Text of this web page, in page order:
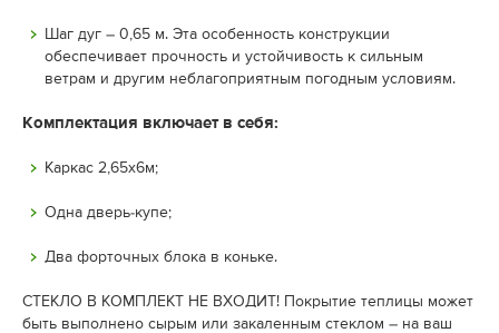
Шаг дуг – 0,65 м. Эта особенность конструкции
обеспечивает прочность и устойчивость к сильным
ветрам и другим неблагоприятным погодным условиям.
Комплектация включает в себя:
Каркас 2,65х6м;
Одна дверь-купе;
Два форточных блока в коньке.
СТЕКЛО В КОМПЛЕКТ НЕ ВХОДИТ! Покрытие теплицы может
быть выполнено сырым или закаленным стеклом – на ваш